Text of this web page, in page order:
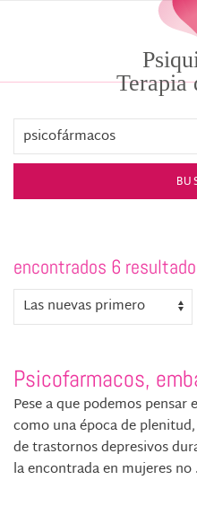
Skip to main content
Terapia
encontrados 6
Psicofarmacos,
Pese a que podemos
como una época de
de trastornos depresivos
la encontrada en mujeres no